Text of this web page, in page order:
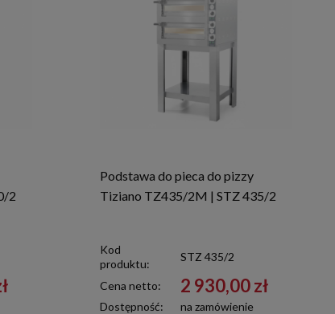
2
Podstawa do pieca do pizzy
Tiziano TZ435/2M | STZ 435/2
Kod
produktu:
STZ 435/2
Cena netto: 2 930,00 zł
Dostępność: na zamówienie